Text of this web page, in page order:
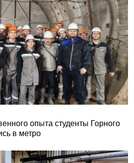
опыта студенты Горного
в метро